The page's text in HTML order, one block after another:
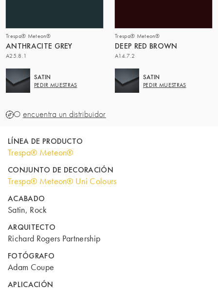
Trespa® Meteon®
ANTHRACITE GREY
A25.8.1
SATIN
PEDIR MUESTRAS
Trespa® Meteon®
DEEP RED BROWN
A14.7.2
SATIN
PEDIR MUESTRAS
O encuentra un distribuidor
LÍNEA DE PRODUCTO
Trespa® Meteon®
CONJUNTO DE DECORACIÓN
Trespa® Meteon® Uni Colours
ACABADO
Satin, Rock
ARQUITECTO
Richard Rogers Partnership
FOTÓGRAFO
Adam Coupe
APLICACIÓN